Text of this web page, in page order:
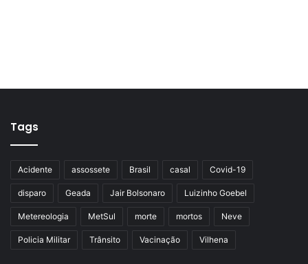
Tags
Acidente assossete Brasil casal Covid-19
disparo Geada Jair Bolsonaro Luizinho Goebel
Metereologia MetSul morte mortos Neve
Policia Militar Trânsito Vacinação Vilhena